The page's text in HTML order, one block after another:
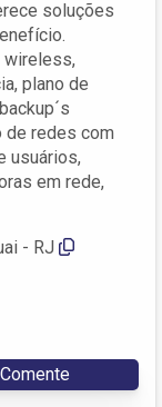
soluções
wireless,
plano de
de redes com
usuários,
em rede,
- RJ
Comente